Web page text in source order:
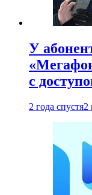
У
с
2 года спустя2